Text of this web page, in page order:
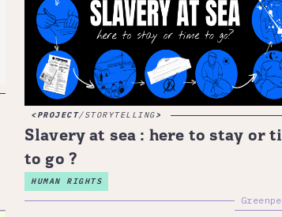
PROJECT/STORYTELLING
Slavery at sea : here to stay or
to go ?
HUMAN RIGHTS